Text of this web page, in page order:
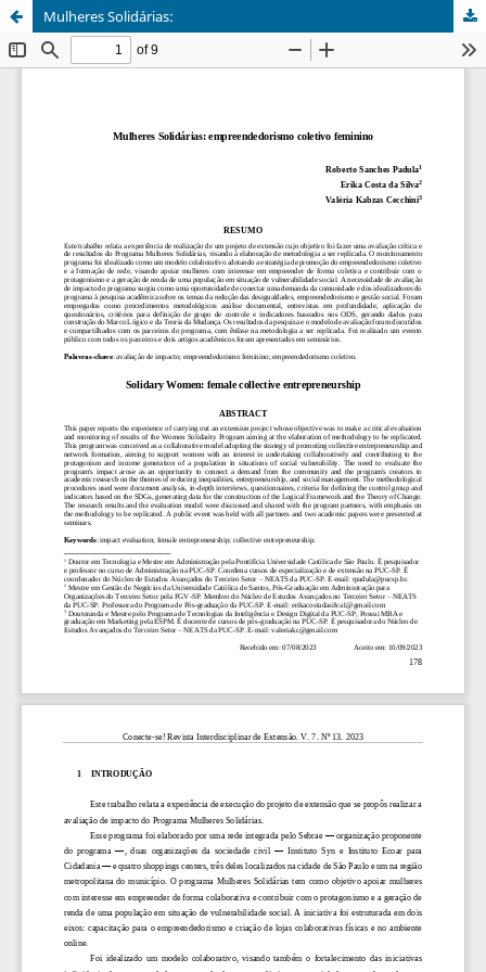
Mulheres Solidárias: